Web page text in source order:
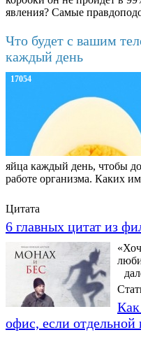
явления? Самые
Что будет с вашим
каждый день
17054
яйца каждый день, чтобы
работе организма. Каких
Цитата
6 главных цитат из
офис, если отдельной